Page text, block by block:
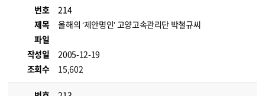
번호
214
제목
올해의 ‘제안명인’ 고양고속관리단 박철규씨
파일
작성일
2005-12-19
조회수
15,602